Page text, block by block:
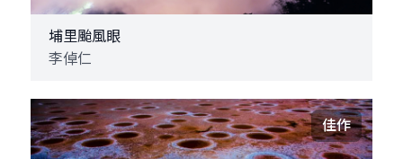
埔里颱風眼
李倬仁
佳作